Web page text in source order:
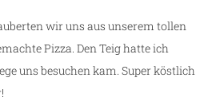
wir uns aus unserem tollen
Pizza. Den Teig hatte ich
uns besuchen kam. Super köstlich